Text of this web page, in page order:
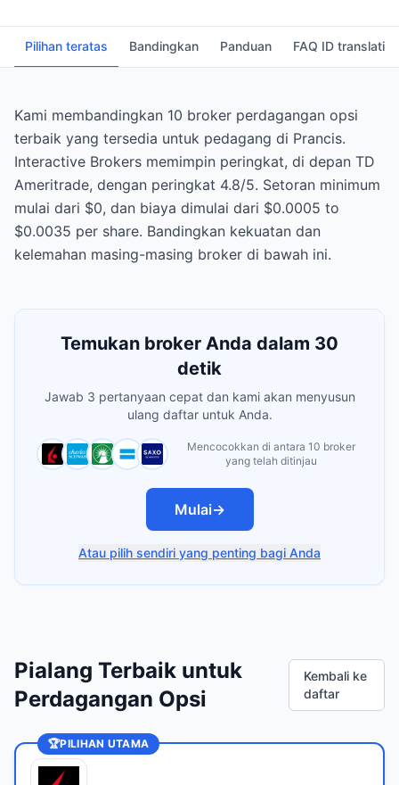
Pilihan teratas Bandingkan Panduan FAQ ID
Kami membandingkan 10 broker perdagangan opsi
terbaik yang tersedia untuk pedagang di Prancis.
Interactive Brokers memimpin peringkat, di depan TD
Ameritrade, dengan peringkat 4.8/5. Setoran minimum
mulai dari $0, dan biaya dimulai dari $0.0005 to
$0.0035 per share. Bandingkan kekuatan dan
kelemahan masing-masing broker di bawah ini.
Temukan broker Anda dalam 30
detik
Jawab 3 pertanyaan cepat dan kami akan menyusun
ulang daftar untuk Anda.
Mencocokkan di antara 10 broker
yang telah ditinjau
Mulai→
Atau pilih sendiri yang penting bagi Anda
Pialang Terbaik untuk
Perdagangan Opsi
Kembali ke
daftar
🏆PILIHAN UTAMA